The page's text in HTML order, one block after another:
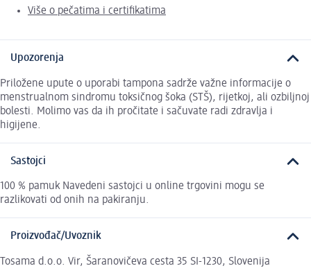
Više o pečatima i certifikatima
Upozorenja
Priložene upute o uporabi tampona sadrže važne informacije o
menstrualnom sindromu toksičnog šoka (STŠ), rijetkoj, ali ozbiljnoj
bolesti. Molimo vas da ih pročitate i sačuvate radi zdravlja i
higijene.
Sastojci
100 % pamuk Navedeni sastojci u online trgovini mogu se
razlikovati od onih na pakiranju.
Proizvođač/Uvoznik
Tosama d.o.o. Vir, Šaranovičeva cesta 35 SI-1230, Slovenija